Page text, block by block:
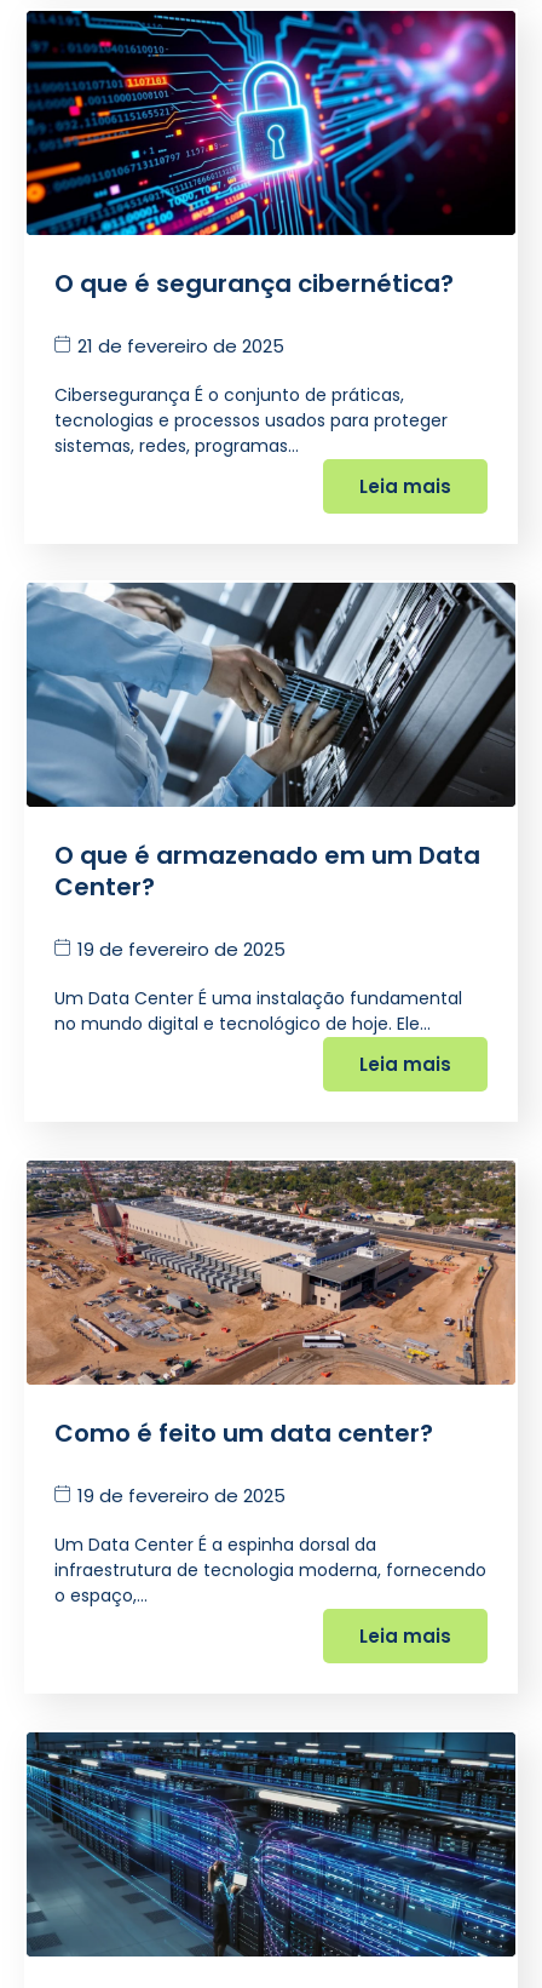
O que é segurança cibernética?
21 de fevereiro de 2025
Cibersegurança É o conjunto de práticas,
tecnologias e processos usados para proteger
sistemas, redes, programas…
Leia mais
O que é armazenado em um Data
Center?
19 de fevereiro de 2025
Um Data Center É uma instalação fundamental
no mundo digital e tecnológico de hoje. Ele…
Leia mais
Como é feito um data center?
19 de fevereiro de 2025
Um Data Center É a espinha dorsal da
infraestrutura de tecnologia moderna, fornecendo
o espaço,…
Leia mais